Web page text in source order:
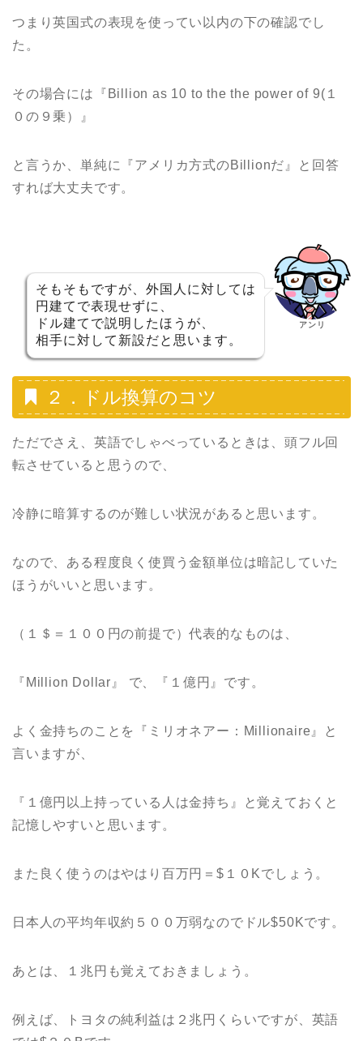
つまり英国式の表現を使ってい以内の下の確認でし
た。
その場合には『Billion as 10 to the the power of 9(１
０の９乗）』
と言うか、単純に『アメリカ方式のBillionだ』と回答
すれば大丈夫です。
そもそもですが、外国人に対しては
円建てで表現せずに、
ドル建てで説明したほうが、
相手に対して新設だと思います。
アンリ
２．ドル換算のコツ
ただでさえ、英語でしゃべっているときは、頭フル回
転させていると思うので、
冷静に暗算するのが難しい状況があると思います。
なので、ある程度良く使買う金額単位は暗記していた
ほうがいいと思います。
（１＄＝１００円の前提で）代表的なものは、
『Million Dollar』 で、『１億円』です。
よく金持ちのことを『ミリオネアー：Millionaire』と
言いますが、
『１億円以上持っている人は金持ち』と覚えておくと
記憶しやすいと思います。
また良く使うのはやはり百万円＝$１０Kでしょう。
日本人の平均年収約５００万弱なのでドル$50Kです。
あとは、１兆円も覚えておきましょう。
例えば、トヨタの純利益は２兆円くらいですが、英語